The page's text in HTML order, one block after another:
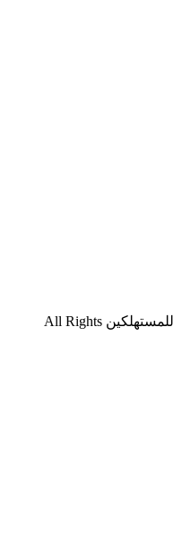
© Copyright 2026, الفدرالية الجزائرية للمستهلكين All Rights